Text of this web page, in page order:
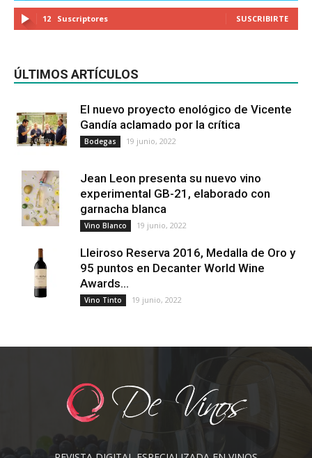
12 Suscriptores SUSCRIBIRTE
ÚLTIMOS ARTÍCULOS
El nuevo proyecto enológico de Vicente
Gandía aclamado por la crítica
Bodegas 19 junio, 2022
Jean Leon presenta su nuevo vino
experimental GB-21, elaborado con
garnacha blanca
Vino Blanco 19 junio, 2022
Lleiroso Reserva 2016, Medalla de Oro y
95 puntos en Decanter World Wine
Awards...
Vino Tinto 19 junio, 2022